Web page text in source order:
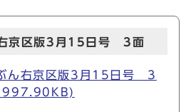
京区版3月15日号 3面
ん右京区版3月15日号 3
997.90KB)